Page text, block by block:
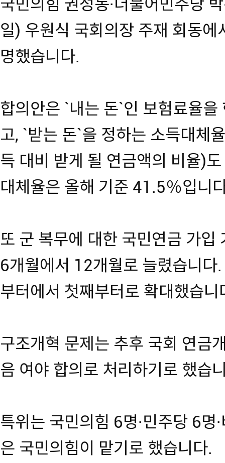
국민의힘 권성동·더불어민주당
일) 우원식 국회의장 주재 회동
명했습니다.
합의안은 `내는 돈`인 보험료율
고, `받는 돈`을 정하는 소득대체
득 대비 받게 될 연금액의 비율)
대체율은 올해 기준 41.5％입니
또 군 복무에 대한 국민연금 가
6개월에서 12개월로 늘렸습니다
부터에서 첫째부터로 확대했습니
구조개혁 문제는 추후 국회 연금
음 여야 합의로 처리하기로 했습
특위는 국민의힘 6명·민주당 6명
은 국민의힘이 맡기로 했습니다.